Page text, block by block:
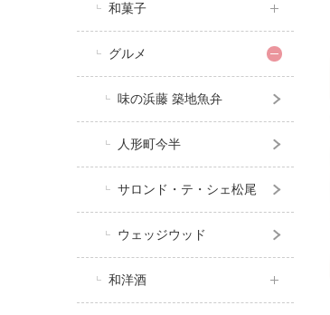
和菓子
グルメ
味の浜藤 築地魚弁
人形町今半
サロンド・テ・シェ松尾
ウェッジウッド
和洋酒